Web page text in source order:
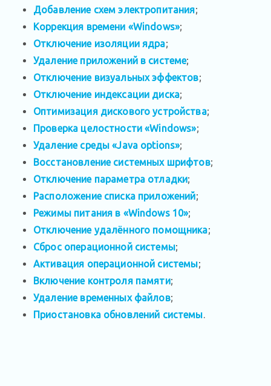
Добавление схем электропитания;
Коррекция времени «Windows»;
Отключение изоляции ядра;
Удаление приложений в системе;
Отключение визуальных эффектов;
Отключение индексации диска;
Оптимизация дискового устройства;
Проверка целостности «Windows»;
Удаление среды «Java options»;
Восстановление системных шрифтов;
Отключение параметра отладки;
Расположение списка приложений;
Режимы питания в «Windows 10»;
Отключение удалённого помощника;
Сброс операционной системы;
Активация операционной системы;
Включение контроля памяти;
Удаление временных файлов;
Приостановка обновлений системы.